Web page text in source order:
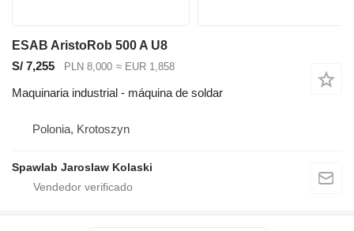
ESAB AristoRob 500 A U8
S/ 7,255
PLN 8,000 ≈ EUR 1,858
Maquinaria industrial - máquina de soldar
Polonia, Krotoszyn
Spawlab Jaroslaw Kolaski